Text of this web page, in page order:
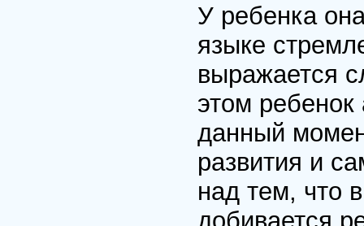
У ребенка
языке
выражается
этом ребенок
данный
развития и
над тем, что